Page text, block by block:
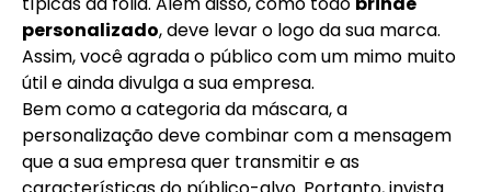
personalizado, deve levar o logo da sua marca.
Assim, você agrada o público com um mimo muito
útil e ainda divulga a sua empresa.
Bem como a categoria da máscara, a
personalização deve combinar com a mensagem
que a sua empresa quer transmitir e as